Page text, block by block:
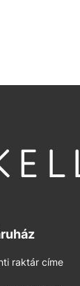
raktár címe